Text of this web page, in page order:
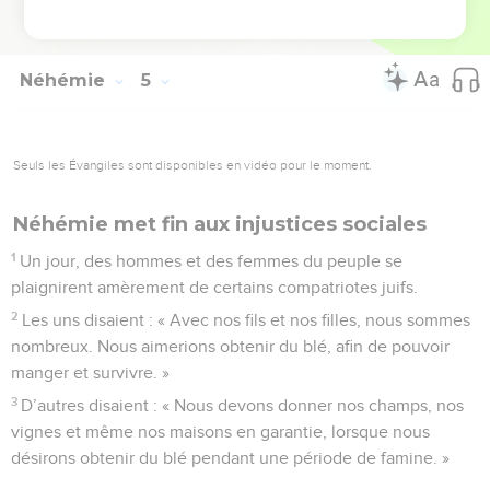
Néhémie 5
Seuls les Évangiles sont disponibles en vidéo pour le moment.
Néhémie met fin aux injustices sociales
1 Un jour, des hommes et des femmes du peuple se
plaignirent amèrement de certains compatriotes juifs.
2 Les uns disaient : « Avec nos fils et nos filles, nous sommes
nombreux. Nous aimerions obtenir du blé, afin de pouvoir
manger et survivre. »
3 D’autres disaient : « Nous devons donner nos champs, nos
vignes et même nos maisons en garantie, lorsque nous
désirons obtenir du blé pendant une période de famine. »